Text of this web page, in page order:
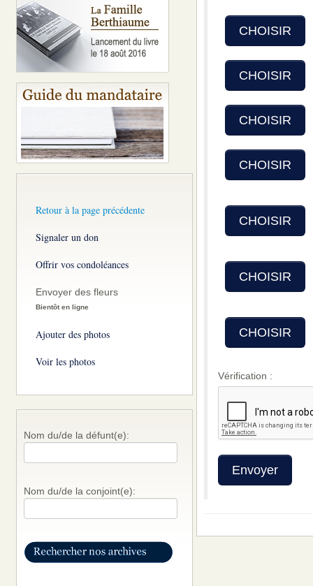
Retour à la page précédente
Signaler un don
Offrir vos condoléances
Envoyer des fleurs
Bientôt en ligne
Ajouter des photos
Voir les photos
Nom du/de la défunt(e):
Nom du/de la conjoint(e):
CHOISIR
CHOISIR
CHOISIR
CHOISIR
CHOISIR
CHOISIR
CHOISIR
Vérification :